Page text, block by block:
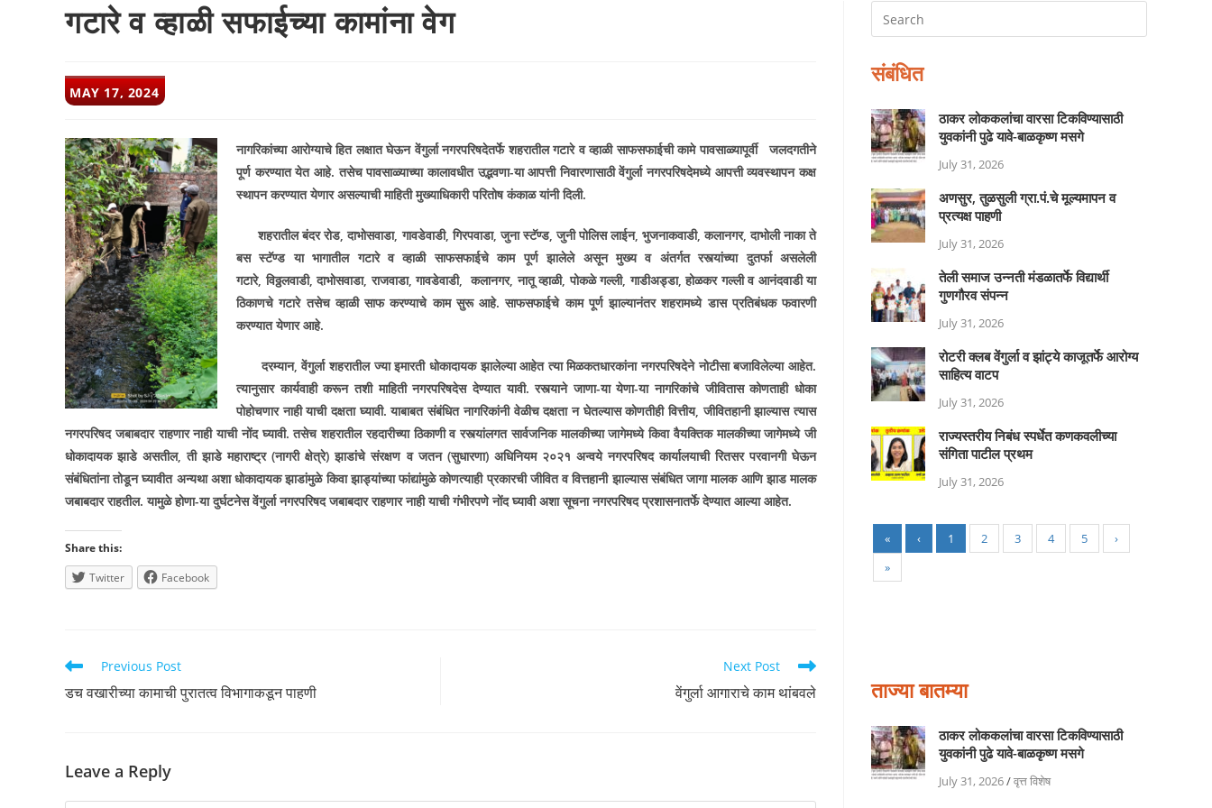
गटारे व व्हाळी सफाईच्या कामांना वेग
POST
PUBLISHED:
MAY 17, 2024
नागरिकांच्या आरोग्याचे हित लक्षात घेऊन वेंगुर्ला नगरपरिषदेतर्फे शहरातील गटारे व व्हाळी साफसफाईची कामे पावसाळ्यापूर्वी जलदगतीने
पूर्ण करण्यात येत आहे. तसेच पावसाळ्याच्या कालावधीत उद्भवणा-या आपत्ती निवारणासाठी वेंगुर्ला नगरपरिषदेमध्ये आपत्ती व्यवस्थापन कक्ष
स्थापन करण्यात येणार असल्याची माहिती मुख्याधिकारी परितोष कंकाळ यांनी दिली.
शहरातील बंदर रोड,दाभोसवाडा,गावडेवाडी,गिरपवाडा,जुना स्टॅण्ड,जुनी पोलिस लाईन, भुजनाकवाडी,कलानगर,दाभोली नाका ते
बस स्टॅण्ड या भागातील गटारे व व्हाळी साफसफाईचे काम पूर्ण झालेले असून मुख्य व अंतर्गत रस्त्यांच्या दुतर्फा असलेली
गटारे,विठ्ठलवाडी,दाभोसवाडा,राजवाडा, गावडेवाडी, कलानगर, नातू व्हाळी,पोकळे गल्ली,गाडीअड्डा,होळकर गल्ली व आनंदवाडी या
ठिकाणचे गटारे तसेच व्हाळी साफ करण्याचे काम सुरू आहे. साफसफाईचे काम पूर्ण झाल्यानंतर शहरामध्ये डास प्रतिबंधक फवारणी
करण्यात येणार आहे.
दरम्यान,वेंगुर्ला शहरातील ज्या इमारती धोकादायक झालेल्या आहेत त्या मिळकतधारकांना नगरपरिषदेने नोटीसा बजाविलेल्या आहेत.
त्यानुसार कार्यवाही करून तशी माहिती नगरपरिषदेस देण्यात यावी. रस्त्याने जाणा-या येणा-या नागरिकांचे जीवितास कोणताही धोका
पोहोचणार नाही याची दक्षता घ्यावी. याबाबत संबंधित नागरिकांनी वेळीच दक्षता न घेतल्यास कोणतीही वित्तीय,जीवितहानी झाल्यास त्यास
नगरपरिषद जबाबदार राहणार नाही याची नोंद घ्यावी. तसेच शहरातील रहदारीच्या ठिकाणी व रस्त्यांलगत सार्वजनिक मालकीच्या जागेमध्ये किवा वैयक्तिक मालकीच्या जागेमध्ये जी
धोकादायक झाडे असतील,ती झाडे महाराष्ट्र (नागरी क्षेत्रे) झाडांचे संरक्षण व जतन (सुधारणा) अधिनियम २०२१ अन्वये नगरपरिषद कार्यालयाची रितसर परवानगी घेऊन
संबंधितांना तोडून घ्यावीत अन्यथा अशा धोकादायक झाडांमुळे किवा झाड्यांच्या फांद्यांमुळे कोणत्याही प्रकारची जीवित व वित्तहानी झाल्यास संबंधित जागा मालक आणि झाड मालक
जबाबदार राहतील. यामुळे होणा-या दुर्घटनेस वेंगुर्ला नगरपरिषद जबाबदार राहणार नाही याची गंभीरपणे नोंद घ्यावी अशा सूचना नगरपरिषद प्रशासनातर्फे देण्यात आल्या आहेत.
Share this:
Twitter
Facebook
Read
articles
Previous Post
डच वखारीच्या कामाची पुरातत्व विभागाकडून पाहणी
Next Post
वेंगुर्ला आगाराचे काम थांबवले
Leave a Reply
संबंधित
ठाकर लोककलांचा वारसा टिकविण्यासाठी
युवकांनी पुढे यावे-बाळकृष्ण मसगे
July 31, 2026
अणसुर, तुळसुली ग्रा.पं.चे मूल्यमापन व
प्रत्यक्ष पाहणी
July 31, 2026
तेली समाज उन्नती मंडळातर्फे विद्यार्थी
गुणगौरव संपन्न
July 31, 2026
रोटरी क्लब वेंगुर्ला व झांट्ये काजूतर्फे आरोग्य
साहित्य वाटप
July 31, 2026
राज्यस्तरीय निबंध स्पर्धेत कणकवलीच्या
संगिता पाटील प्रथम
July 31, 2026
« ‹ 1 2 3 4 5
›
»
ताज्या बातम्या
ठाकर लोककलांचा वारसा टिकविण्यासाठी
युवकांनी पुढे यावे-बाळकृष्ण मसगे
July 31, 2026/वृत्त विशेष